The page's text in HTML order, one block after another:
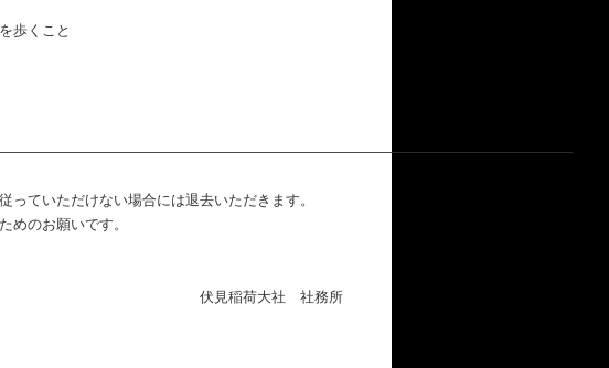
歩くこと
ていただけない場合には退去いただきます。
めのお願いです。
社務所